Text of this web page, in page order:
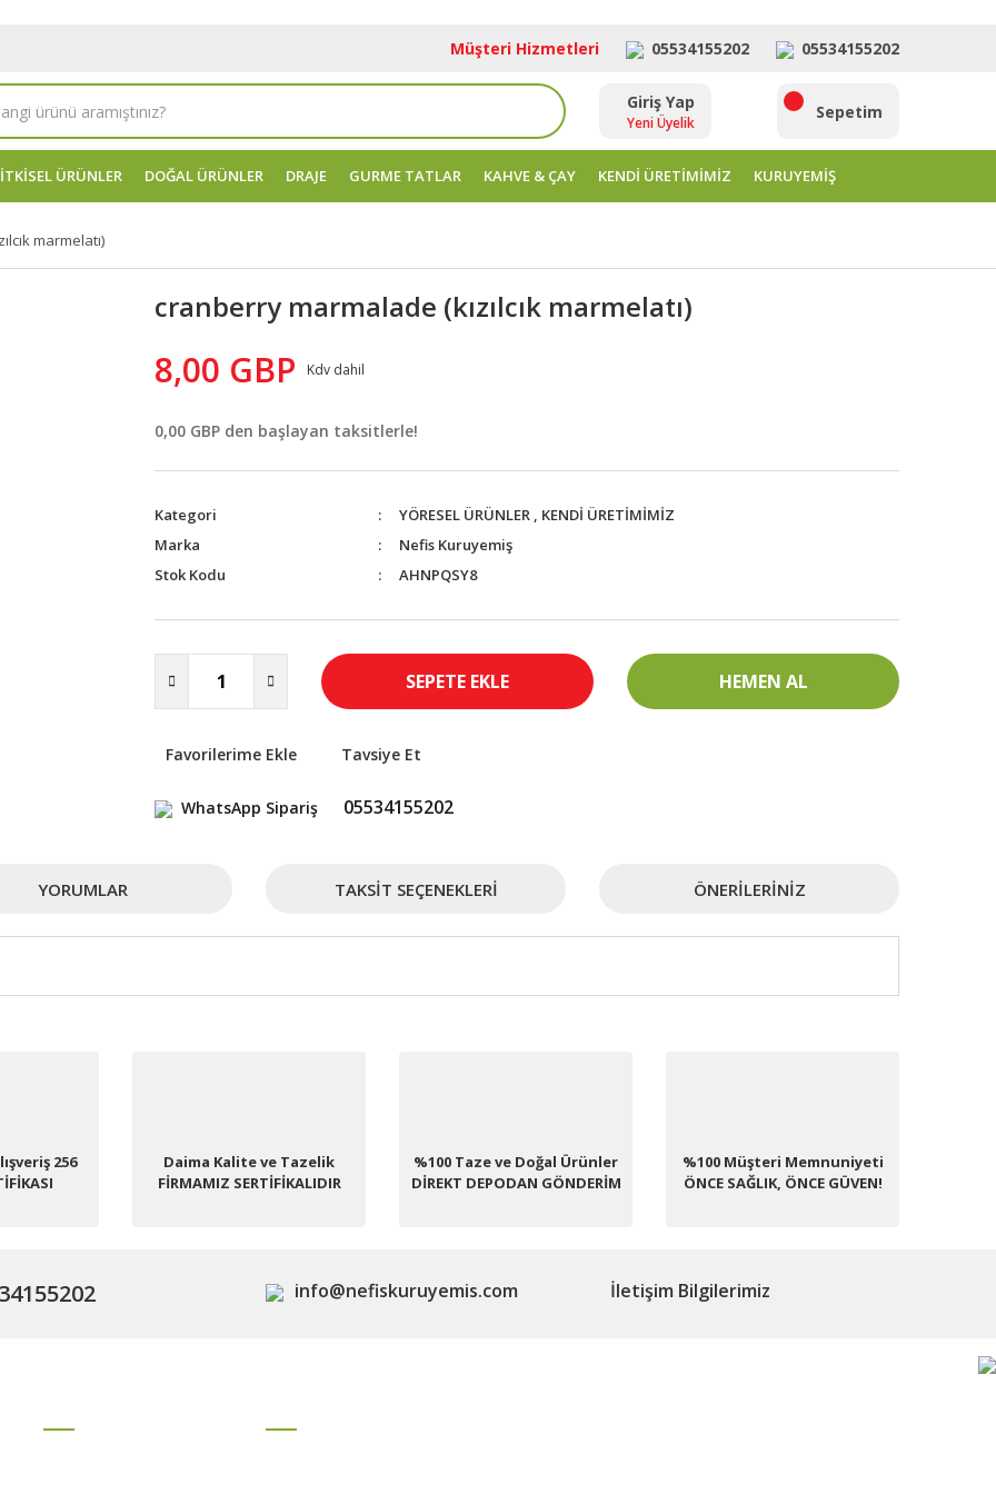
Müşteri Hizmetleri 05534155202 05534155202
Giriş Yap
Yeni Üyelik
Sepetim
ÜRÜNLER DOĞAL ÜRÜNLER DRAJE GURME TATLAR KAHVE & ÇAY KENDİ ÜRETİMİMİZ KURUYEMİŞ
marmelatı)
cranberry marmalade (kızılcık marmelatı)
8,00 GBP Kdv dahil
0,00 GBP den başlayan taksitlerle!
Kategori YÖRESEL ÜRÜNLER , KENDİ ÜRETİMİMİZ
Marka
Nefis Kuruyemiş
Stok Kodu
AHNPQSY8
SEPETE EKLE HEMEN AL
Tavsiye Et
WhatsApp Sipariş 05534155202
YORUMLAR TAKSIT SEÇENEKLERI ÖNERILERINIZ
Yorum Yaz
256
Daima Kalite ve Tazelik
FİRMAMIZ SERTİFİKALIDIR
%100 Taze ve Doğal Ürünler
DİREKT DEPODAN GÖNDERİM
%100 Müşteri Memnuniyeti
ÖNCE SAĞLIK, ÖNCE GÜVEN!
info@nefiskuruyemis.com İletişim Bilgilerimiz